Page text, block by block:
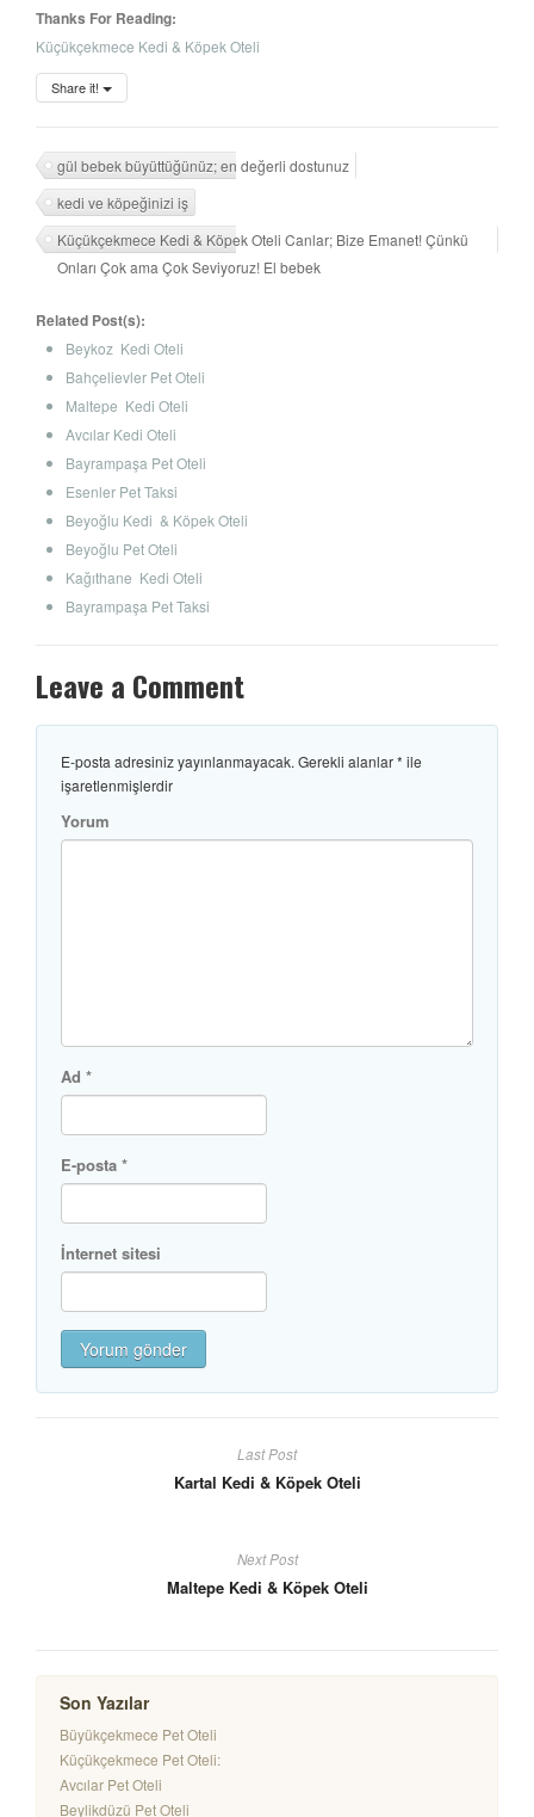
Thanks For Reading:
Küçükçekmece Kedi & Köpek Oteli
Share it!
gül bebek büyüttüğünüz; en değerli dostunuz
kedi ve köpeğinizi iş
Küçükçekmece Kedi & Köpek Oteli Canlar; Bize Emanet! Çünkü
Onları Çok ama Çok Seviyoruz! El bebek
Related Post(s):
Beykoz Kedi Oteli
Bahçelievler Pet Oteli
Maltepe Kedi Oteli
Avcılar Kedi Oteli
Bayrampaşa Pet Oteli
Esenler Pet Taksi
Beyoğlu Kedi & Köpek Oteli
Beyoğlu Pet Oteli
Kağıthane Kedi Oteli
Bayrampaşa Pet Taksi
Leave a Comment
E-posta adresiniz yayınlanmayacak. Gerekli alanlar* ile
işaretlenmişlerdir
Yorum
Ad *
E-posta *
İnternet sitesi
Last Post
Kartal Kedi & Köpek Oteli
Next Post
Maltepe Kedi & Köpek Oteli
Son Yazılar
Büyükçekmece Pet Oteli
Küçükçekmece Pet Oteli:
Avcılar Pet Oteli
Beylikdüzü Pet Oteli